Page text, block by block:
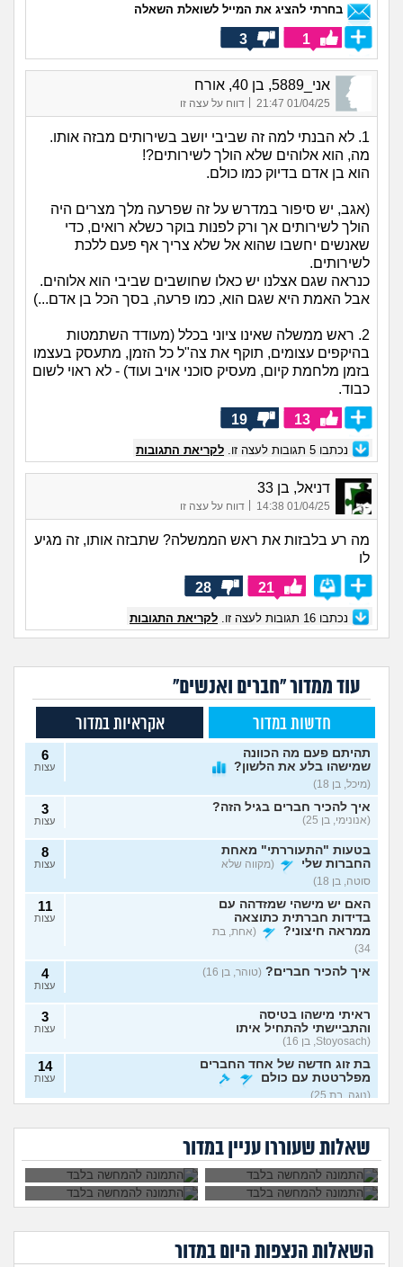
בחרתי להציג את המייל לשואלת השאלה
1
3
אני_5889, בן 40, אורח
01/04/25 21:47 דווח על עצה זו
1. לא הבנתי למה זה שביבי יושב בשירותים מבזה אותו.
מה, הוא אלוהים שלא הולך לשירותים?!
הוא בן אדם בדיוק כמו כולם.
(אגב, יש סיפור במדרש על זה שפרעה מלך מצרים היה
הולך לשירותים אך ורק לפנות בוקר כשלא רואים, כדי
שאנשים יחשבו שהוא אל שלא צריך אף פעם ללכת
לשירותים.
כנראה שגם אצלנו יש כאלו שחושבים שביבי הוא אלוהים.
אבל האמת היא שגם הוא, כמו פרעה, בסך הכל בן אדם...)
2. ראש ממשלה שאינו ציוני בכלל (מעודד השתמטות
בהיקפים עצומים, תוקף את צה"ל כל הזמן, מתעסק בעצמו
בזמן מלחמת קיום, מעסיק סוכני אויב ועוד) - לא ראוי לשום
כבוד.
13
19
נכתבו 5 תגובות לעצה זו. לקריאת התגובות
דניאל, בן 33
01/04/25 14:38
| דווח על עצה זו
מה רע בלבזות את ראש הממשלה? שתבזה אותו, זה מגיע
לו
21
28
נכתבו 16 תגובות לעצה זו. לקריאת התגובות
עוד ממדור "חברים ואנשים"
חדשות במדור אקראיות במדור
תהיתם פעם מה הכוונה
שמישהו בלע את הלשון?
(מיכל, בן 18)
6
עצות
איך להכיר חברים בגיל הזה?
(אנונימי, בן 25)
3
עצות
בטעות "התעוררתי" מאחת
החברות שלי
(מקווה שלא
סוטה, בן 18)
8
עצות
האם יש מישהי שמזדהה עם
בדידות חברתית כתוצאה
ממראה חיצוני?
(אחת, בת
34)
11
עצות
איך להכיר חברים? (טוהר, בן 16) 4
עצות
ראיתי מישהו בטיסה
והתביישתי להתחיל איתו
(Stoyosach, בן 16)
3
עצות
בת זוג חדשה של אחד החברים
מפלרטטת עם כולם
(נוגה, בת 25)
14
עצות
הישראליות מתלוננות?
(תמיד אישה, בן 36)
עצות
תוהה לעצמי אם אני מתחיל
לפתח דפוס התנהגות בעייתי
או שהתעוררתי למציאות
(פוזיציה, בן 36)
עצות
אני בטוחה שהקול שלי נמצא
בשירים של זמרת מפורסמת,
איך מתמודדים? (אישה, בת 30)
3
שאלות שעוררו עניין במדור
למה אשכנזים
עם קריוקי כמו משהו
פגני נחות?
עמוק בלב החילונים
בהקב"ה?
יש חיילת שמבזה את
המדים בטיקטוק. זה
הגיוני?
הייתם הולכים לאח
השאלות הנצפות היוםבמדור